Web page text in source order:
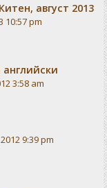
август 2013
10:57 pm
3:58 am
9:39 pm